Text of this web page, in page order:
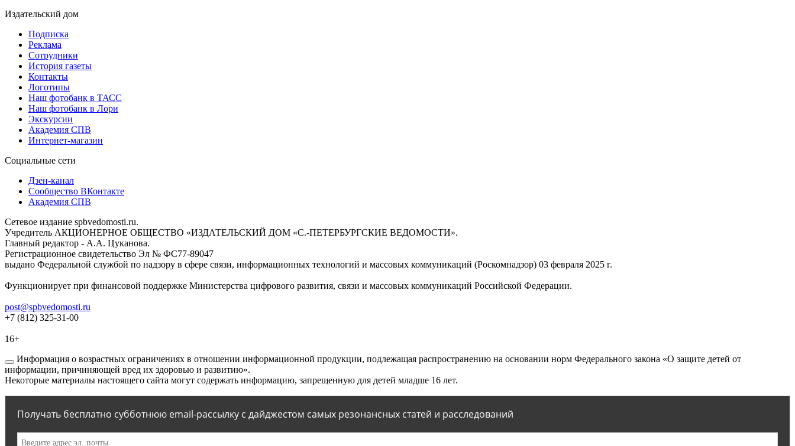
Издательский дом
Подписка
Реклама
Сотрудники
История газеты
Контакты
Логотипы
Наш фотобанк в ТАСС
Наш фотобанк в Лори
Экскурсии
Академия СПВ
Интернет-магазин
Социальные сети
Дзен-канал
Сообщество ВКонтакте
Академия СПВ
Сетевое издание spbvedomosti.ru.
Учредитель АКЦИОНЕРНОЕ ОБЩЕСТВО «ИЗДАТЕЛЬСКИЙ ДОМ «С.-ПЕТЕРБУРГСКИЕ ВЕДОМОСТИ».
Главный редактор - А.А. Цуканова.
Регистрационное свидетельство Эл № ФС77-89047
выдано Федеральной службой по надзору в сфере связи, информационных технологий и массовых коммуникаций (Роскомнадзор) 03 февраля 2025 г.
Функционирует при финансовой поддержке Министерства цифрового развития, связи и массовых коммуникаций Российской Федерации.
post@spbvedomosti.ru
+7 (812) 325-31-00
16+
Информация о возрастных ограничениях в отношении информационной продукции, подлежащая распространению на основании норм Федерального закона «О защите детей от
информации, причиняющей вред их здоровью и развитию».
Некоторые материалы настоящего сайта могут содержать информацию, запрещенную для детей младше 16 лет.
Получать бесплатно субботнюю email-рассылку с дайджестом самых резонансных статей и расследований